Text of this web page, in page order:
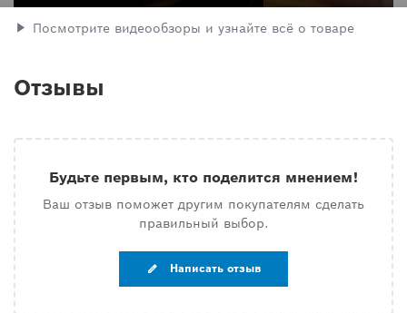
Посмотрите видеообзоры и узнайте всё о товаре
Отзывы
Будьте первым, кто поделится мнением!
Ваш отзыв поможет другим покупателям сделать
правильный выбор.
Написать отзыв